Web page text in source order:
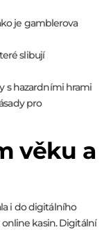
je gamblerova
slibují
s hazardními hrami
pro
věku a
i do digitálního
kasin. Digitální